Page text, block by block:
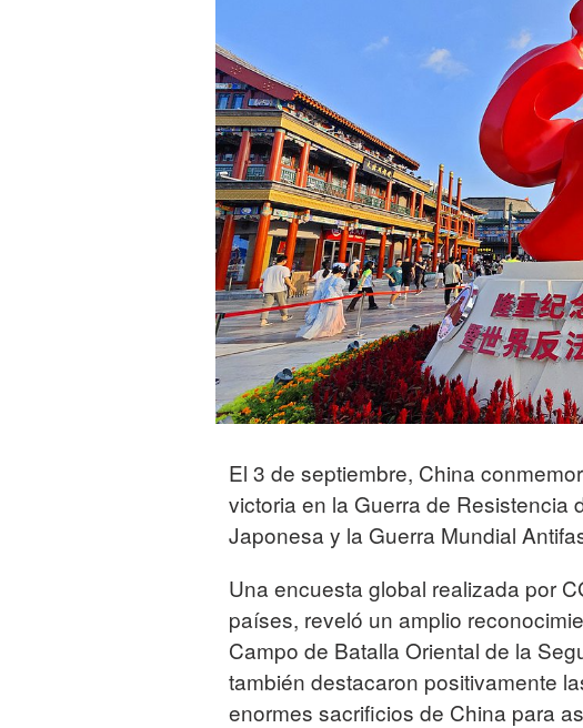
El 3 de septiembre, China
victoria en la Guerra de Resistencia
Japonesa y la Guerra Mundial
Una encuesta global realizada por
países, reveló un amplio
Campo de Batalla Oriental de la
también destacaron positivamente
enormes sacrificios de China para